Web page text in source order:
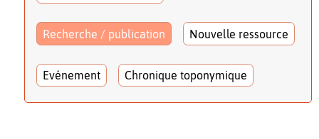
Recherche / publication Nouvelle ressource
Evénement Chronique toponymique